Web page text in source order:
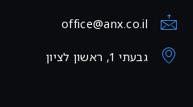
office@anx.co.il
גבעתי 1, ראשון לציון